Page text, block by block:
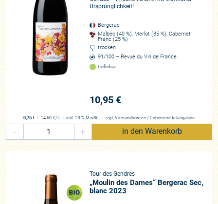
Ursprünglichkeit!
Bergerac
Malbec (40 %), Merlot (35 %), Cabernet
Franc (25 %)
trocken
91/100 – Revue du Vin de France
Lieferbar
10,95 €
0,75 l ・ 14,60 €/ l ・inkl. 19 % MwSt. ・ zzgl.Versandkosten / Lebensmittelangaben
- + in den Warenkorb
Tour des Gendres
„Moulin des Dames“ Bergerac Sec,
blanc 2023